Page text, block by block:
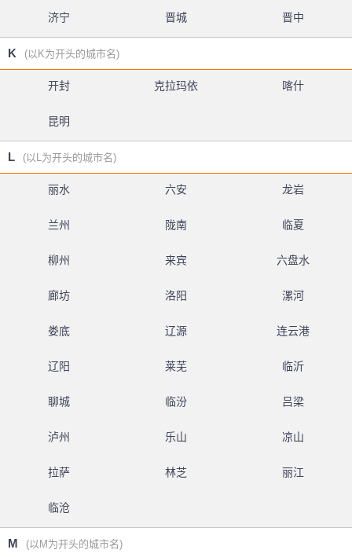
济宁 晋城 晋中
K (以K为开头的城市名)
开封 克拉玛依 喀什
昆明
L (以L为开头的城市名)
丽水 六安 龙岩
兰州 陇南 临夏
柳州 来宾 六盘水
廊坊 洛阳 漯河
娄底 辽源 连云港
辽阳 莱芜 临沂
聊城 临汾 吕梁
泸州 乐山 凉山
拉萨 林芝 丽江
临沧
M (以M为开头的城市名)